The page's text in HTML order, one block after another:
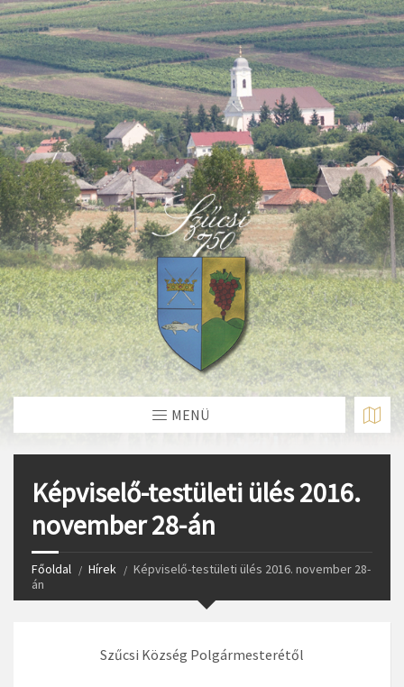
Deprecated: Function create_function() is deprecated in
/home/fastvisi/szucsi.hu/wp-
content/themes/townpress/functions.phpon line237
Deprecated: Function create_function() is deprecated in
/home/fastvisi/szucsi.hu/wp-
content/themes/townpress/functions.phpon line282
Deprecated: Function create_function() is deprecated in
/home/fastvisi/szucsi.hu/wp-
content/themes/townpress/functions.php on line284
MENÜ
Képviselő-testületi ülés 2016.
november 28-án
Főoldal Hírek
Képviselő-testületi ülés 2016. november 28-
án
Szűcsi Község Polgármesterétől